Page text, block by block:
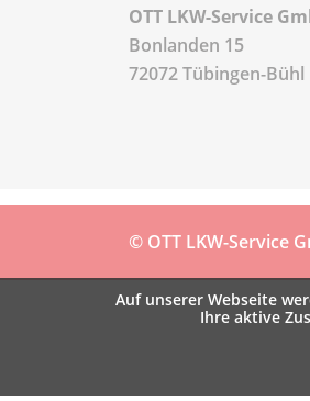
OTT LKW-Service
Bonlanden 15
72072 Tübingen-Bühl
© OTT LKW-Service
Auf unserer Webseite
Ihre aktive